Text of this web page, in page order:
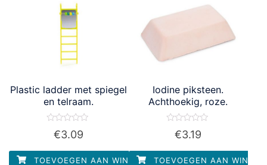
Plastic ladder met spiegel
en telraam.
Waardering
5
€3.09
TOEVOEGEN AAN WINKELWAGEN
Iodine piksteen.
Achthoekig, roze.
Waardering
5
€3.19
TOEVOEGEN AAN